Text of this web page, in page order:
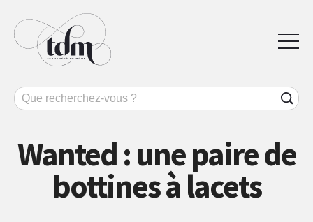
Wanted : une paire de
bottines à lacets